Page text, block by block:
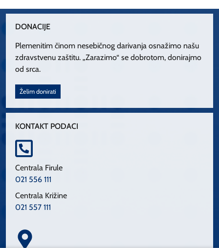
DONACIJE
Plemenitim činom nesebičnog darivanja osnažimo našu
zdravstvenu zaštitu. „Zarazimo“ se dobrotom, donirajmo
od srca.
Želim donirati
KONTAKT PODACI
Centrala Firule
021 556 111
Centrala Križine
021 557 111